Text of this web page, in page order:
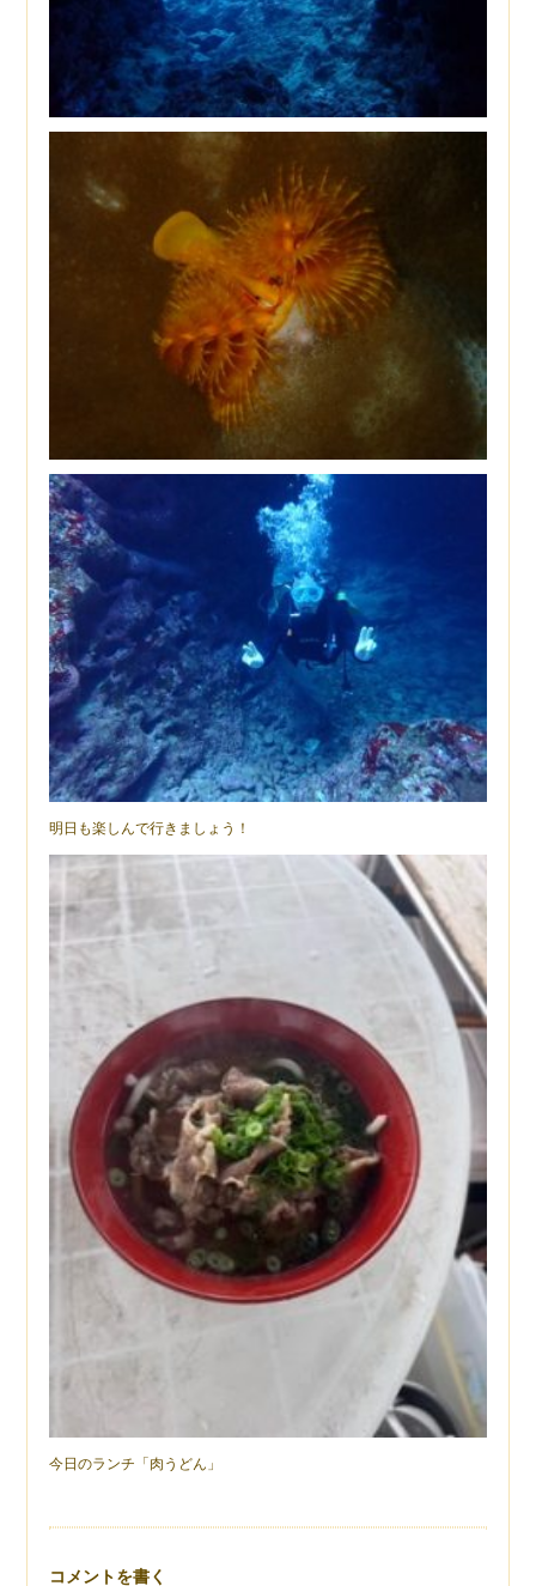
明日も楽しんで行きましょう！
今日のランチ「肉うどん」
コメントを書く